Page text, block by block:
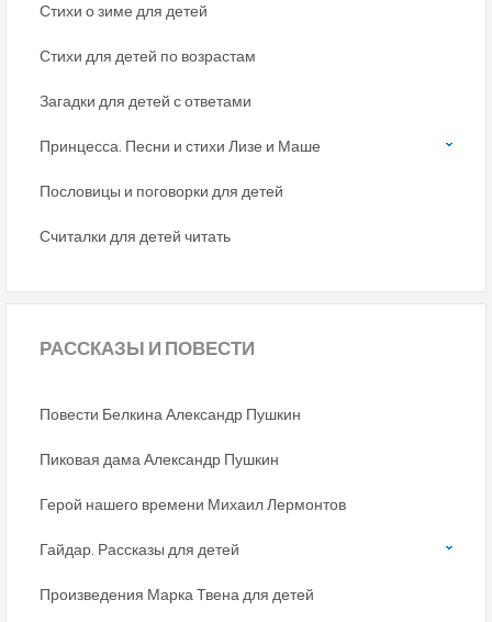
Стихи о зиме для детей
Стихи для детей по возрастам
Загадки для детей с ответами
Принцесса. Песни и стихи Лизе и Маше
Пословицы и поговорки для детей
Считалки для детей читать
РАССКАЗЫ И ПОВЕСТИ
Повести Белкина Александр Пушкин
Пиковая дама Александр Пушкин
Герой нашего времени Михаил Лермонтов
Гайдар. Рассказы для детей
Произведения Марка Твена для детей